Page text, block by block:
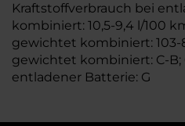
Kraftstoffverbrauch bei
kombiniert: 10,5-9,4 l/100
gewichtet kombiniert: 103-
gewichtet kombiniert: C-B;
entladener Batterie: G